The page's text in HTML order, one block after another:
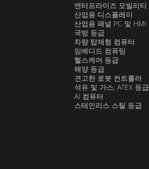
엔터프라이즈 모빌리티
산업용 디스플레이
산업용 패널 PC 및 HMI
국방 등급
차량 탑재형 컴퓨터
임베디드 컴퓨팅
헬스케어 등급
해양 등급
견고한 로봇 컨트롤러
석유 및 가스, ATEX 등급
AI 컴퓨터
스테인리스 스틸 등급